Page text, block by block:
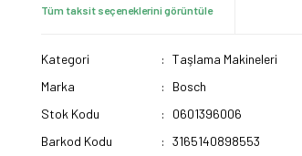
Tüm taksit seçeneklerini görüntüle
Kategori
Taşlama Makineleri
Marka
Bosch
Stok Kodu
0601396006
Barkod Kodu
3165140898553